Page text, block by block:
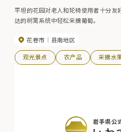
平坦的花园对老人和轮椅使用者十分友
达的树篱系统中轻松采摘葡萄。
花卷市 县南地区
观光景点 农产品 采摘水